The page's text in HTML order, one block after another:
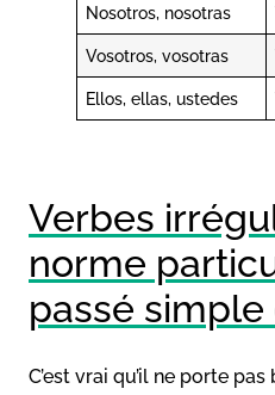
Nosotros, nosotras
Vosotros, vosotras
Ellos, ellas, ustedes
Verbes
norme
passé
C’est vrai qu’il ne porte